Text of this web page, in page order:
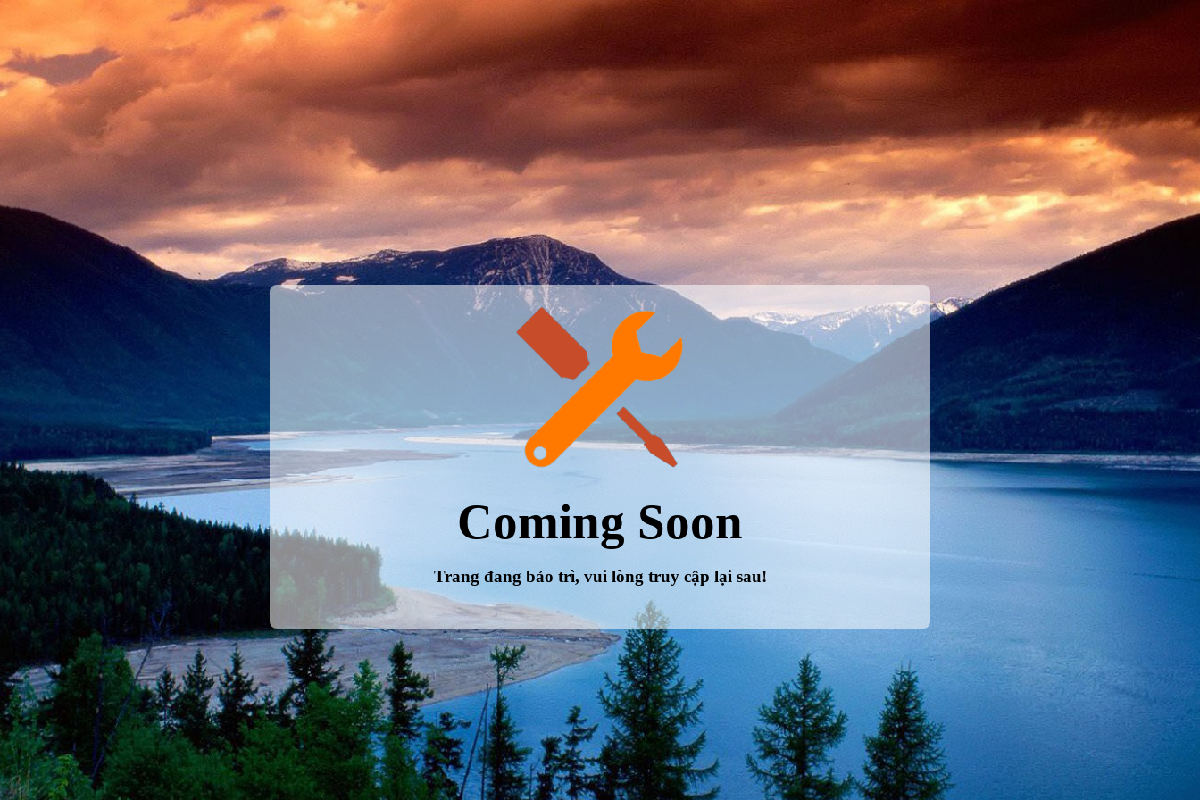
Coming Soon
Trang đang bảo trì, vui lòng truy cập lại sau!